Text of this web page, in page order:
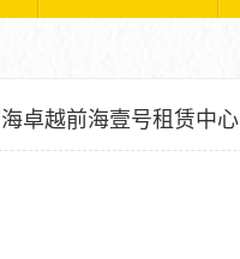
卓越前海壹号租赁中心